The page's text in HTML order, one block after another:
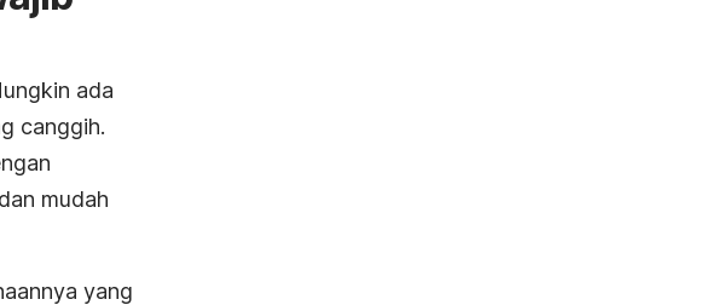
ada
canggih.
mudah
yang